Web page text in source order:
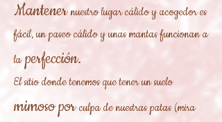
Mantener nuestro lugar cálido y acogedor es
fácil, un paseo cálido y unas mantas funcionan a
la perfección.
El sitio donde tenemos que tener un suelo
mimoso por culpa de nuestras patas (mira